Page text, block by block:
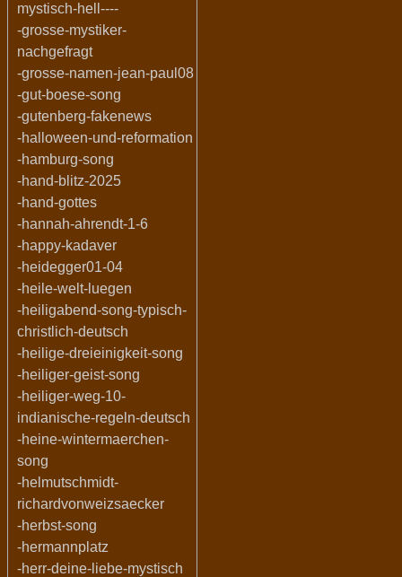
mystisch-hell----
-grosse-mystiker-
nachgefragt
-grosse-namen-jean-paul08
-gut-boese-song
-gutenberg-fakenews
-halloween-und-reformation
-hamburg-song
-hand-blitz-2025
-hand-gottes
-hannah-ahrendt-1-6
-happy-kadaver
-heidegger01-04
-heile-welt-luegen
-heiligabend-song-typisch-
christlich-deutsch
-heilige-dreieinigkeit-song
-heiliger-geist-song
-heiliger-weg-10-
indianische-regeln-deutsch
-heine-wintermaerchen-
song
-helmutschmidt-
richardvonweizsaecker
-herbst-song
-hermannplatz
-herr-deine-liebe-mystisch